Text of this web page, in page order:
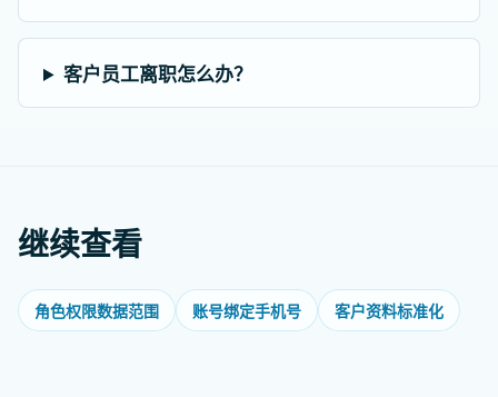
客户员工离职怎么办？
继续查看
角色权限数据范围 账号绑定手机号 客户资料标准化